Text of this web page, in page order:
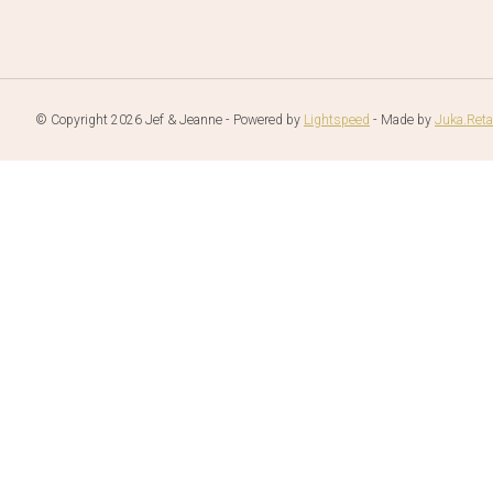
© Copyright 2026 Jef & Jeanne - Powered by Lightspeed - Made by